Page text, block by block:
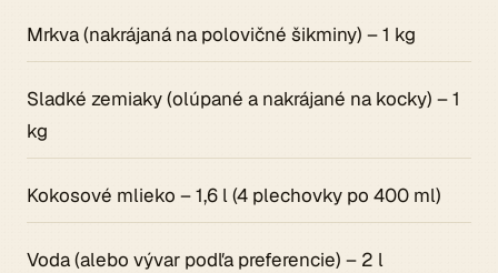
Mrkva (nakrájaná na polovičné šikminy) – 1 kg
Sladké zemiaky (olúpané a nakrájané na kocky) – 1
kg
Kokosové mlieko – 1,6 l (4 plechovky po 400 ml)
Voda (alebo vývar podľa preferencie) – 2 l